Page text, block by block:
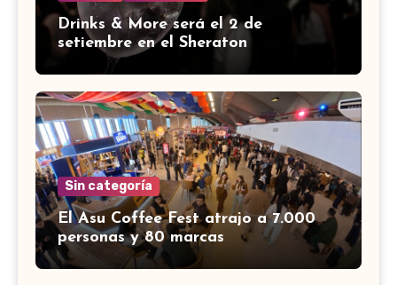
Drinks & More será el 2 de
setiembre en el Sheraton
Sin categoría
El Asu Coffee Fest atrajo a 7.000
personas y 80 marcas